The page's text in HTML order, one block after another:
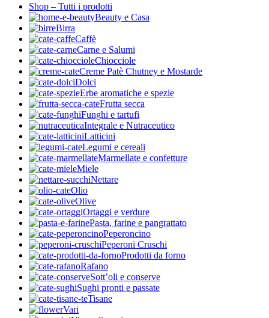
Shop – Tutti i prodotti
Beauty e Casa
Birra
Caffè
Carne e Salumi
Chiocciole
Creme Patè Chutney e Mostarde
Dolci
Erbe aromatiche e spezie
Frutta secca
Funghi e tartufi
Integrale e Nutraceutico
Latticini
Legumi e cereali
Marmellate e confetture
Miele
Nettare
Olio
Olive
Ortaggi e verdure
Pasta, farine e pangrattato
Peperoncino
Peperoni Cruschi
Prodotti da forno
Rafano
Sott’oli e conserve
Sughi pronti e passate
Tisane
Vari